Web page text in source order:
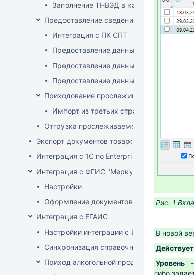
Заполнение ТНВЭД в карточке товара
Предоставление сведений о
Интеграция с ПК СПТ
Предоставление данных по остаткам
Предоставление данных о ввозе
Предоставление данных о
Приходование прослеживаемого товара
Импорт из третьих стран (не ЕАЭС)
Отгрузка прослеживаемого товара
Экспорт документов товародвижения
Интеграция с 1С по EnterpriseData
Интеграция с ФГИС "Меркурий"
Настройки
Оформление документов с ВСД
Интеграция с ЕГАИС
Настройки интеграции с ЕГАИС
Синхронизация справочников
Приход алкогольной продукции
Рис. 1
В новой
Уровень
либо